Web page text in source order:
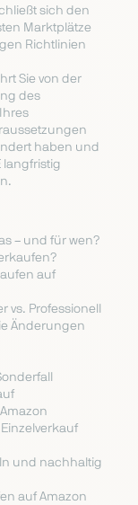
sich den
Marktplätze
Richtlinien
Sie von der
des
haben und
langfristig
– und für wen?
auf
vs. Professionell
Änderungen
und nachhaltig
auf Amazon